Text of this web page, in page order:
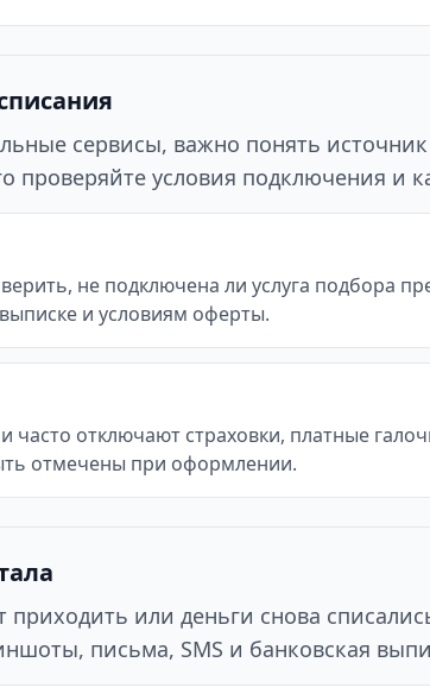
сервисы, важно понять
проверяйте условия подключения и
не подключена ли услуга подбора
и условиям оферты.
отключают страховки, платные
отмечены при оформлении.
или деньги снова
письма, SMS и банковская